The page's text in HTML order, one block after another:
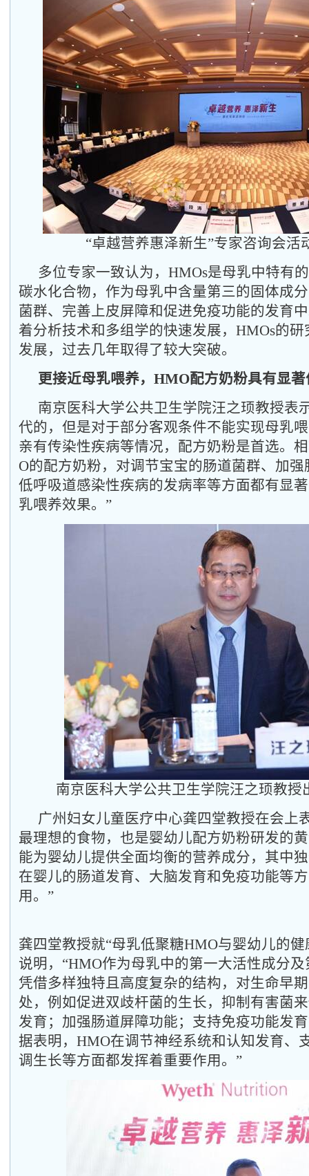
“卓越营养惠泽新生”专家咨询会活
多位专家一致认为，HMOs是母乳中特有
碳水化合物，作为母乳中含量第三的固体成
菌群、完善上皮屏障和促进免疫功能的发育
着分析技术和多组学的快速发展，HMOs的
发展，过去几年取得了较大突破。
更接近母乳喂养，HMO配方奶粉具有显著
南京医科大学公共卫生学院汪之顼教授表
代的，但是对于部分客观条件不能实现母乳
亲有传染性疾病等情况，配方奶粉是首选。
O的配方奶粉，对调节宝宝的肠道菌群、加
低呼吸道感染性疾病的发病率等方面都有显
乳喂养效果。”
南京医科大学公共卫生学院汪之顼教授
广州妇女儿童医疗中心龚四堂教授在会上
最理想的食物，也是婴幼儿配方奶粉研发的
能为婴幼儿提供全面均衡的营养成分，其中
在婴儿的肠道发育、大脑发育和免疫功能等
用。”
龚四堂教授就“母乳低聚糖HMO与婴幼儿的
说明，“HMO作为母乳中的第一大活性成分
凭借多样独特且高度复杂的结构，对生命早
处，例如促进双歧杆菌的生长，抑制有害菌
发育；加强肠道屏障功能；支持免疫功能发
据表明，HMO在调节神经系统和认知发育、
调生长等方面都发挥着重要作用。”